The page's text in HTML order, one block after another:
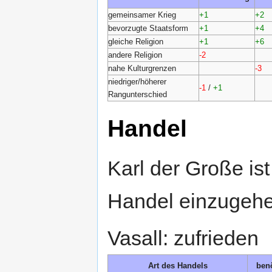
gemeinsamer Krieg
+1
+2
bevorzugte Staatsform
+1
+4
gleiche Religion
+1
+6
andere Religion
-2
nahe Kulturgrenzen
-3
niedriger/höherer
Rangunterschied
-1 / +1
Handel
Karl der Große
Handel
Vasall: zufrieden
Art des Handels